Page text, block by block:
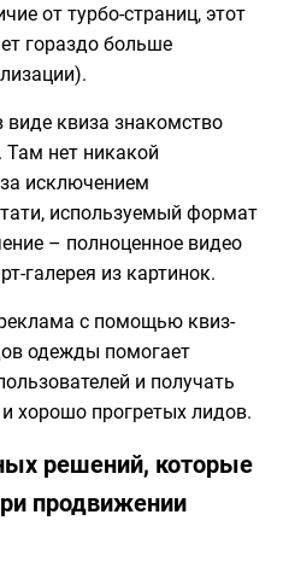
от турбо-страниц, этот
гораздо больше
виде квиза знакомство
Там нет никакой
исключением
используемый формат
– полноценное видео
галерея из картинок.
с помощью квиз-
одежды помогает
и получать
хорошо прогретых лидов.
решений, которые
продвижении